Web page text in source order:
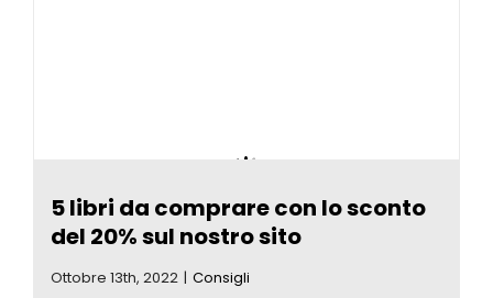
5 libri da comprare con lo sconto
del 20% sul nostro sito
Ottobre 13th, 2022 | Consigli